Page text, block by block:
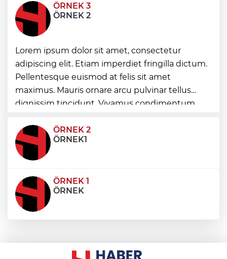
Keşan eski İlçe Millî Eğitim Müdürü
vefatının yıl dönümünde anıldı
Keşan'da 177 milyon liralık yeni Hükümet
Konağı'nın temeli atıldı
İzmit'te 3 Çınar Çocuk Evi için kura
çekimi gerçekleştirildi
ÖRNEK 3
ÖRNEK 2
Lorem ipsum dolor sit amet, consectetur
adipiscing elit. Etiam imperdiet fringilla dictum.
Pellentesque euismod at felis sit amet
maximus. Mauris ornare arcu pulvinar tellus
dignissim tincidunt. Vivamus condimentum
condimentum eros et, faucibus sapien. Praese
ÖRNEK 2
ÖRNEK1
ÖRNEK 1
ÖRNEK